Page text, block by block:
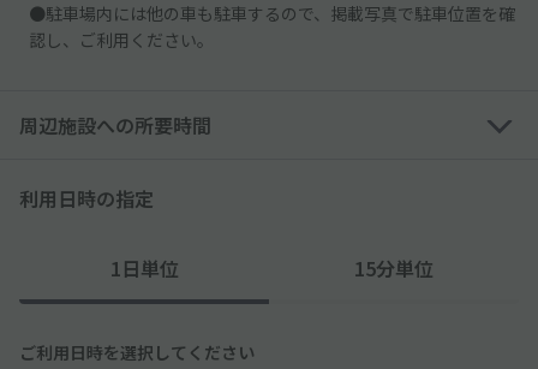
●駐車場内には他の車も駐車するので、掲載写真で駐車位置を確
認し、ご利用ください。
周辺施設への所要時間
利用日時の指定
1日単位 15分単位
ご利用日時を選択してください